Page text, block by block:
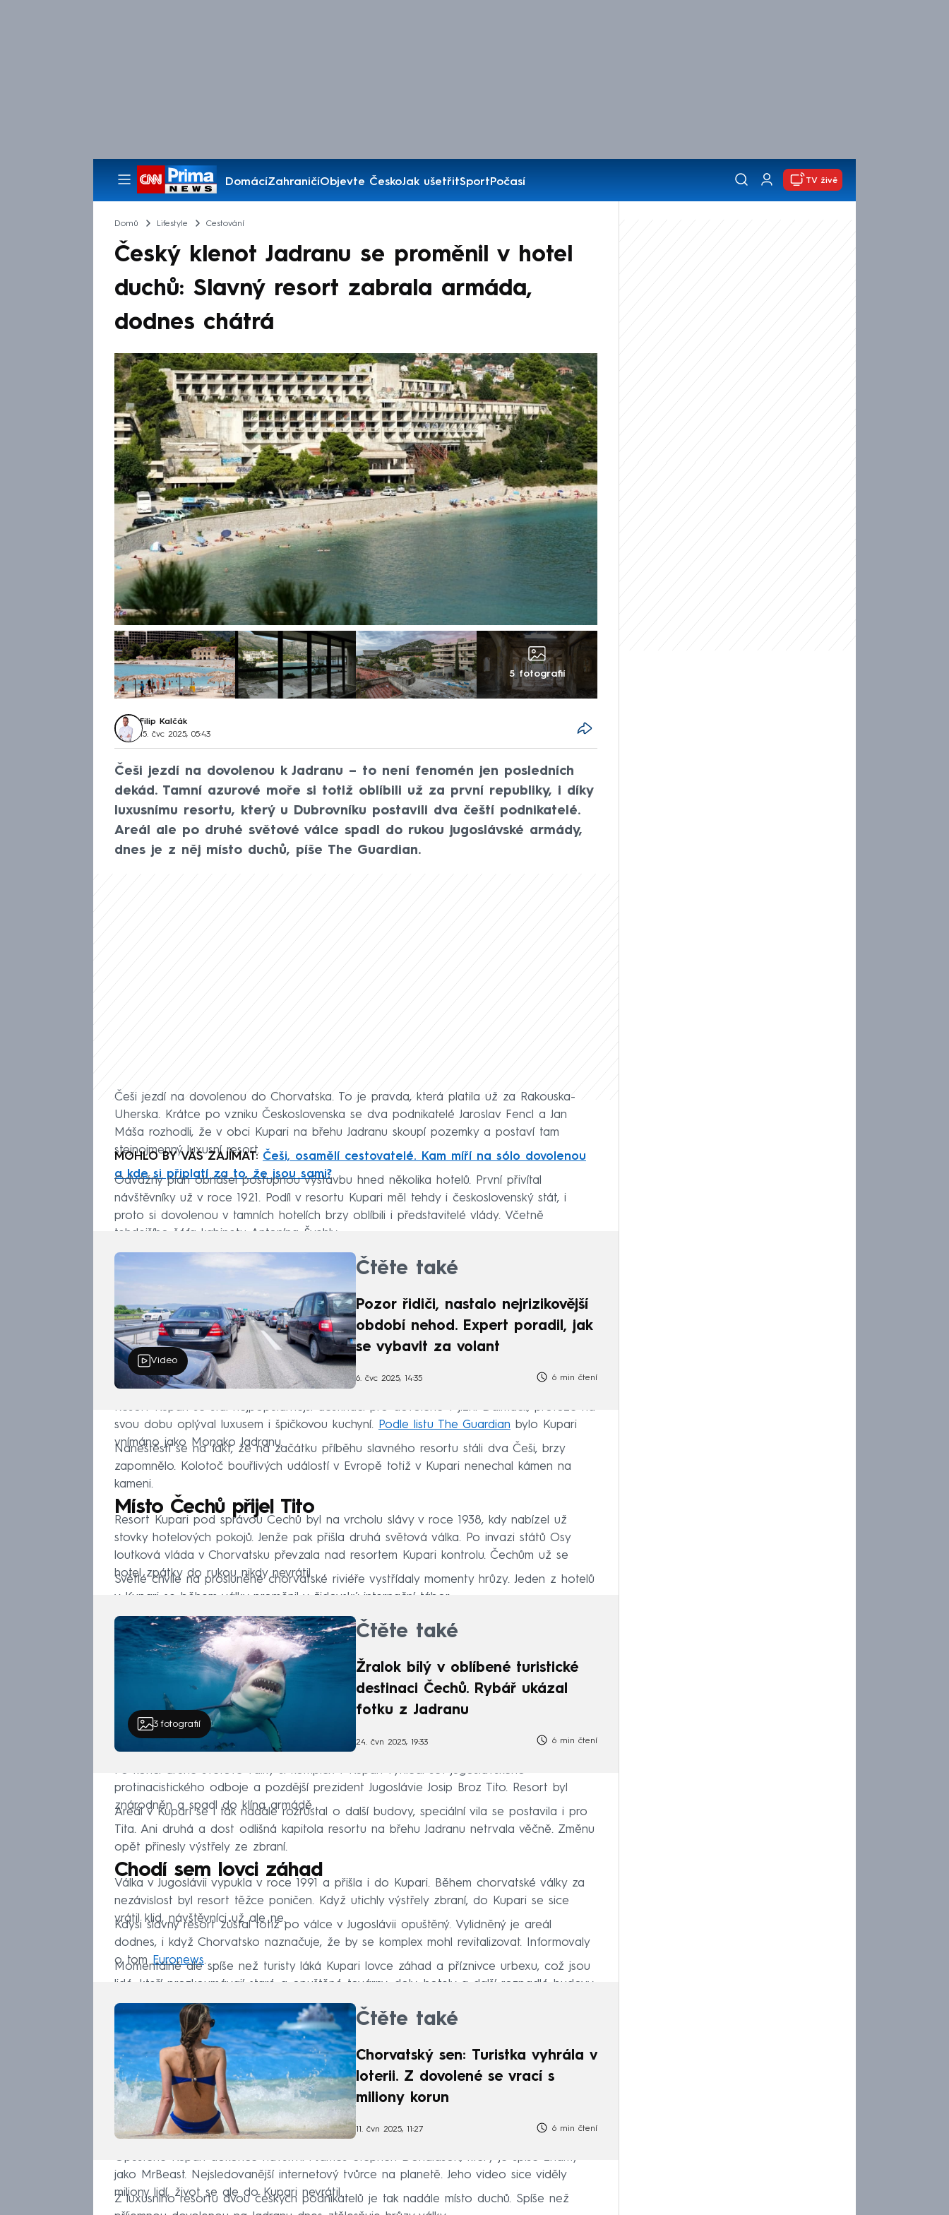
DomácíZahraničíObjevte ČeskoJak ušetřitSportPočasí
Pořady
TV živě
Domů Lifestyle Cestování
Český klenot Jadranu se proměnil v hotel
duchů: Slavný resort zabrala armáda,
dodnes chátrá
5 fotografií
Filip Kalčák
15. čvc 2025, 05:43
Češi jezdí na dovolenou k Jadranu – to není fenomén jen posledních
dekád. Tamní azurové moře si totiž oblíbili už za první republiky, i díky
luxusnímu resortu, který u Dubrovníku postavili dva čeští podnikatelé.
Areál ale po druhé světové válce spadl do rukou jugoslávské armády,
dnes je z něj místo duchů, píše The Guardian.
Češi jezdí na dovolenou do Chorvatska. To je pravda, která platila už za Rakouska-
Uherska. Krátce po vzniku Československa se dva podnikatelé Jaroslav Fencl a Jan
Máša rozhodli, že v obci Kupari na břehu Jadranu skoupí pozemky a postaví tam
stejnojmenný luxusní resort.
MOHLO BY VÁS ZAJÍMAT: Češi, osamělí cestovatelé. Kam míří na sólo dovolenou
a kde si připlatí za to, že jsou sami?
Odvážný plán obnášel postupnou výstavbu hned několika hotelů. První přivítal
návštěvníky už v roce 1921. Podíl v resortu Kupari měl tehdy i československý stát, i
proto si dovolenou v tamních hotelích brzy oblíbili i představitelé vlády. Včetně
tehdejšího šéfa kabinetu Antonína Švehly.
Video
Čtěte také
Pozor řidiči, nastalo nejrizikovější
období nehod. Expert poradil, jak
se vybavit za volant
6. čvc 2025, 14:35 6 min čtení
Resort Kupari se stal nejpopulárnější destinací pro dovolené v jižní Dalmácii, protože na
svou dobu oplýval luxusem i špičkovou kuchyní. Podle listu The Guardian bylo Kupari
vnímáno jako Monako Jadranu.
Naneštěstí se na fakt, že na začátku příběhu slavného resortu stáli dva Češi, brzy
zapomnělo. Kolotoč bouřlivých událostí v Evropě totiž v Kupari nenechal kámen na
kameni.
Místo Čechů přijel Tito
Resort Kupari pod správou Čechů byl na vrcholu slávy v roce 1938, kdy nabízel už
stovky hotelových pokojů. Jenže pak přišla druhá světová válka. Po invazi států Osy
loutková vláda v Chorvatsku převzala nad resortem Kupari kontrolu. Čechům už se
hotel zpátky do rukou nikdy nevrátil.
Světlé chvíle na prosluněné chorvatské riviéře vystřídaly momenty hrůzy. Jeden z hotelů
v Kupari se během války proměnil v židovský internační tábor.
3 fotografií
Čtěte také
Žralok bílý v oblíbené turistické
destinaci Čechů. Rybář ukázal
fotku z Jadranu
24. čvn 2025, 19:33 6 min čtení
Po konci druhé světové války si komplex v Kupari vyhlédl šéf jugoslávského
protinacistického odboje a pozdější prezident Jugoslávie Josip Broz Tito. Resort byl
znárodněn a spadl do klína armádě.
Areál v Kupari se i tak nadále rozrůstal o další budovy, speciální vila se postavila i pro
Tita. Ani druhá a dost odlišná kapitola resortu na břehu Jadranu netrvala věčně. Změnu
opět přinesly výstřely ze zbraní.
Chodí sem lovci záhad
Válka v Jugoslávii vypukla v roce 1991 a přišla i do Kupari. Během chorvatské války za
nezávislost byl resort těžce poničen. Když utichly výstřely zbraní, do Kupari se sice
vrátil klid, návštěvníci už ale ne.
Kdysi slavný resort zůstal totiž po válce v Jugoslávii opuštěný. Vylidněný je areál
dodnes, i když Chorvatsko naznačuje, že by se komplex mohl revitalizovat. Informovaly
o tom
Euronews.
Momentálně ale spíše než turisty láká Kupari lovce záhad a příznivce urbexu, což jsou
lidé, kteří prozkoumávají staré a opuštěné továrny, doly, hotely a další rozpadlé budovy.
Čtěte také
Chorvatský sen: Turistka vyhrála v
loterii. Z dovolené se vrací s
miliony korun
11. čvn 2025, 11:27 6 min čtení
Opuštěné Kupari dokonce navštívil i James Stephen Donaldson, který je spíše známý
jako MrBeast. Nejsledovanější internetový tvůrce na planetě. Jeho video sice viděly
miliony lidí, život se ale do Kupari nevrátil.
Z luxusního resortu dvou českých podnikatelů je tak nadále místo duchů. Spíše než